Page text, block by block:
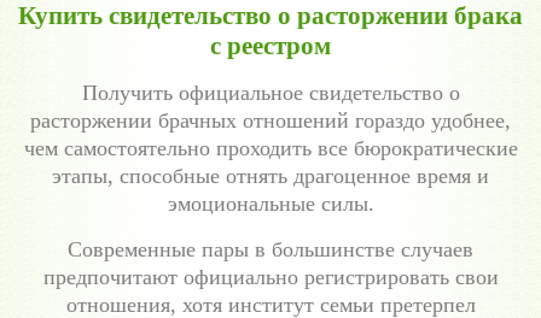
Купить свидетельство о расторжении брака
с реестром
Получить официальное свидетельство о
расторжении брачных отношений гораздо удобнее,
чем самостоятельно проходить все бюрократические
этапы, способные отнять драгоценное время и
эмоциональные силы.
Современные пары в большинстве случаев
предпочитают официально регистрировать свои
отношения, хотя институт семьи претерпел